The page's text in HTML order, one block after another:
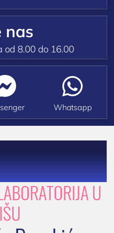
nas
od 8.00 do 16.00

Whatsapp
U